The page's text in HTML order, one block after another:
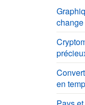
change
en